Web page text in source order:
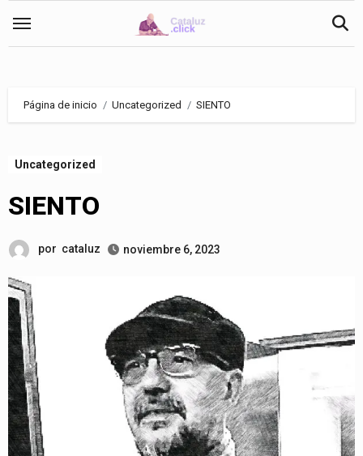
Página de inicio Uncategorized SIENTO
Uncategorized
SIENTO
por cataluz noviembre 6, 2023